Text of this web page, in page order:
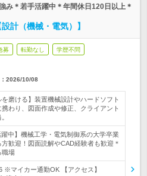
み＊若手活躍中＊年間休日120日以上＊
計（機械・電気）】
募 転勤なし 学歴不問
2026/10/08
を磨ける】装置機械設計やハードソフト
わり、図面作成や修正、クライアント
躍中】機械工学・電気制御系の大学卒業
歓迎！図面読解やCAD経験者も歓迎＊
職場
※マイカー通勤OK 【アクセス】